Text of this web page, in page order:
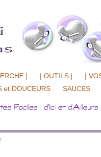
| | OUTILS | |
et DOUCEURS SAUCES